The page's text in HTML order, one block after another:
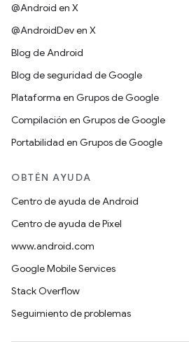
@Android en X
@AndroidDev en X
Blog de Android
Blog de seguridad de Google
Plataforma en Grupos de Google
Compilación en Grupos de Google
Portabilidad en Grupos de Google
OBTÉN AYUDA
Centro de ayuda de Android
Centro de ayuda de Pixel
www.android.com
Google Mobile Services
Stack Overflow
Seguimiento de problemas